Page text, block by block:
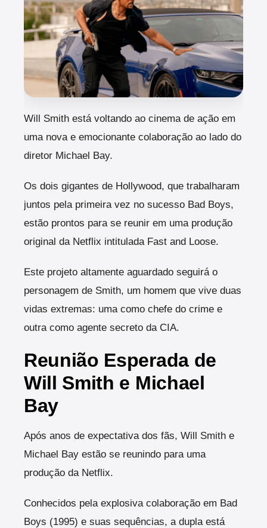
Will Smith está voltando ao cinema de ação em
uma nova e emocionante colaboração ao lado do
diretor Michael Bay.
Os dois gigantes de Hollywood, que trabalharam
juntos pela primeira vez no sucesso Bad Boys,
estão prontos para se reunir em uma produção
original da Netflix intitulada Fast and Loose.
Este projeto altamente aguardado seguirá o
personagem de Smith, um homem que vive duas
vidas extremas: uma como chefe do crime e
outra como agente secreto da CIA.
Reunião Esperada de
Will Smith e Michael
Bay
Após anos de expectativa dos fãs, Will Smith e
Michael Bay estão se reunindo para uma
produção da Netflix.
Conhecidos pela explosiva colaboração em Bad
Boys (1995) e suas sequências, a dupla está